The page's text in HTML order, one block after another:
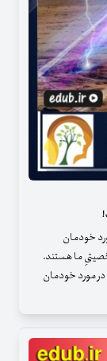
خودمان
ما هستند.
مورد خودمان